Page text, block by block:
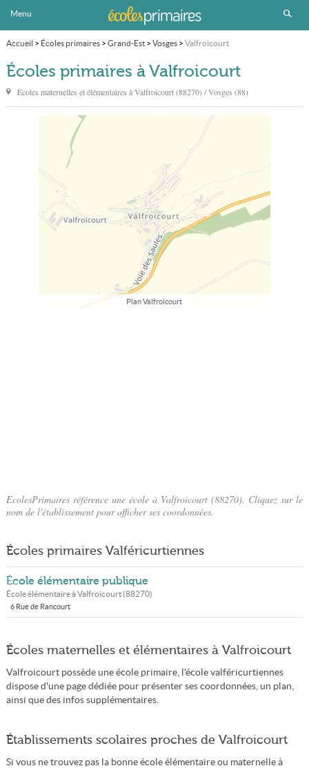
Menu
Accueil > Écoles primaires> Grand-Est> Vosges> Valfroicourt
Écoles primaires à Valfroicourt
Écoles maternelles et élémentaires àValfroicourt(88270) / Vosges (88)
Plan Valfroicourt
EcolesPrimaires référence une école à Valfroicourt (88270). Cliquez sur le
nom de l'établissement pour afficher ses coordonnées.
Écoles primaires Valféricurtiennes
École élémentaire publique
École élémentaire àValfroicourt(88270)
6 Rue de Rancourt
Écoles maternelles et élémentaires à Valfroicourt
Valfroicourt possède une école primaire, l'école valféricurtiennes
dispose d'une page dédiée pour présenter ses coordonnées, un plan,
ainsi que des infos supplémentaires.
Établissements scolaires proches de Valfroicourt
Si vous ne trouvez pas la bonne école élémentaire ou maternelle à